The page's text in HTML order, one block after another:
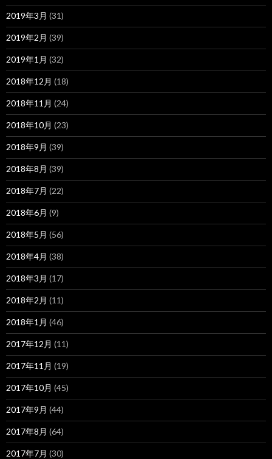
2019年3月 (31)
2019年2月 (39)
2019年1月 (32)
2018年12月 (18)
2018年11月 (24)
2018年10月 (23)
2018年9月 (39)
2018年8月 (39)
2018年7月 (22)
2018年6月 (9)
2018年5月 (56)
2018年4月 (38)
2018年3月 (17)
2018年2月 (11)
2018年1月 (46)
2017年12月 (11)
2017年11月 (19)
2017年10月 (45)
2017年9月 (44)
2017年8月 (64)
2017年7月 (30)